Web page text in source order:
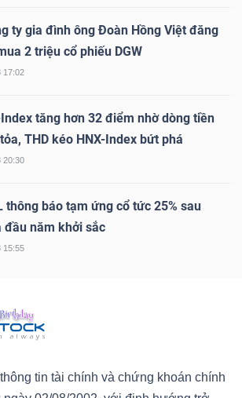
ty gia đình ông Đoàn Hồng Việt đăng
2 triệu cổ phiếu DGW
17:02
tăng hơn 32 điểm nhờ dòng tiền
THD kéo HNX-Index bứt phá
20:30
thông báo tạm ứng cổ tức 25% sau
đầu năm khởi sắc
15:55
tin tài chính và chứng khoán chính